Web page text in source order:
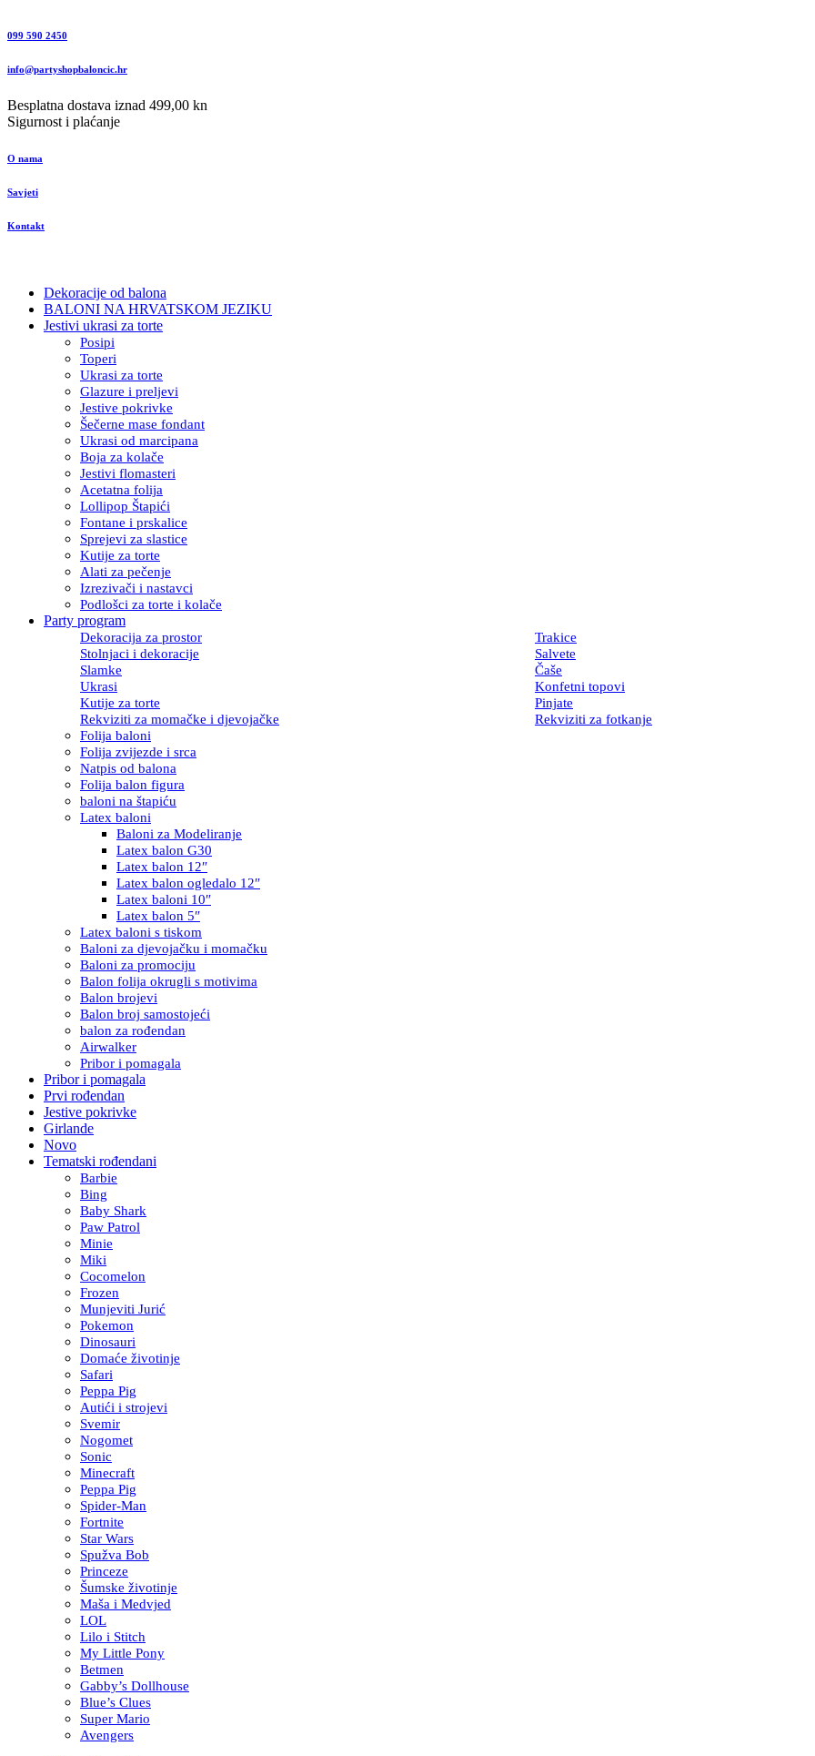
099 590 2450
info@partyshopbaloncic.hr
Besplatna dostava iznad 499,00 kn
Sigurnost i plaćanje
O nama
Savjeti
Kontakt
Dekoracije od balona
BALONI NA HRVATSKOM JEZIKU
Jestivi ukrasi za torte
Posipi
Toperi
Ukrasi za torte
Glazure i preljevi
Jestive pokrivke
Šečerne mase fondant
Ukrasi od marcipana
Boja za kolače
Jestivi flomasteri
Acetatna folija
Lollipop Štapići
Fontane i prskalice
Sprejevi za slastice
Kutije za torte
Alati za pečenje
Izrezivači i nastavci
Podlošci za torte i kolače
Party program
Dekoracija za prostor
Trakice
Stolnjaci i dekoracije
Salvete
Slamke
Čaše
Ukrasi
Konfetni topovi
Kutije za torte
Pinjate
Rekviziti za momačke i djevojačke
Rekviziti za fotkanje
Folija baloni
Folija zvijezde i srca
Natpis od balona
Folija balon figura
baloni na štapiću
Latex baloni
Baloni za Modeliranje
Latex balon G30
Latex balon 12″
Latex balon ogledalo 12″
Latex baloni 10″
Latex balon 5″
Latex baloni s tiskom
Baloni za djevojačku i momačku
Baloni za promociju
Balon folija okrugli s motivima
Balon brojevi
Balon broj samostojeći
balon za rođendan
Airwalker
Pribor i pomagala
Pribor i pomagala
Prvi rođendan
Jestive pokrivke
Girlande
Novo
Tematski rođendani
Barbie
Bing
Baby Shark
Paw Patrol
Minie
Miki
Cocomelon
Frozen
Munjeviti Jurić
Pokemon
Dinosauri
Domaće životinje
Safari
Peppa Pig
Autići i strojevi
Svemir
Nogomet
Sonic
Minecraft
Peppa Pig
Spider-Man
Fortnite
Star Wars
Spužva Bob
Princeze
Šumske životinje
Maša i Medvjed
LOL
Lilo i Stitch
My Little Pony
Betmen
Gabby’s Dollhouse
Blue’s Clues
Super Mario
Avengers